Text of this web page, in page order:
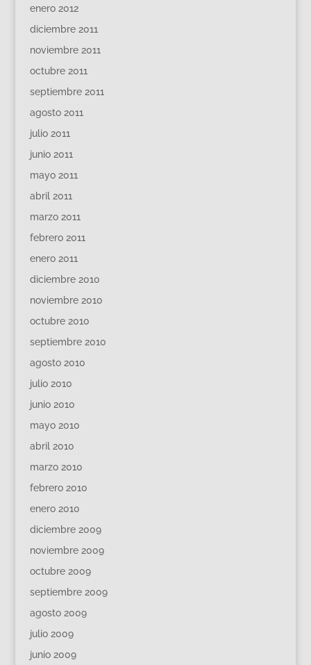
enero 2012
diciembre 2011
noviembre 2011
octubre 2011
septiembre 2011
agosto 2011
julio 2011
junio 2011
mayo 2011
abril 2011
marzo 2011
febrero 2011
enero 2011
diciembre 2010
noviembre 2010
octubre 2010
septiembre 2010
agosto 2010
julio 2010
junio 2010
mayo 2010
abril 2010
marzo 2010
febrero 2010
enero 2010
diciembre 2009
noviembre 2009
octubre 2009
septiembre 2009
agosto 2009
julio 2009
junio 2009